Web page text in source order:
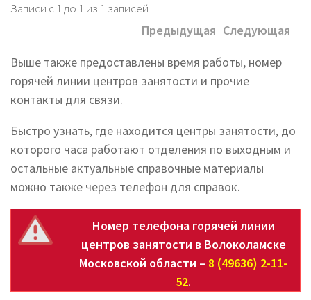
Записи с 1 до 1 из 1 записей
Предыдущая Следующая
Выше также предоставлены время работы, номер
горячей линии центров занятости и прочие
контакты для связи.
Быстро узнать, где находится центры занятости, до
которого часа работают отделения по выходным и
остальные актуальные справочные материалы
можно также через телефон для справок.
Номер телефона горячей линии
центров занятости в Волоколамске
Московской области – 8 (49636) 2-11-
52.